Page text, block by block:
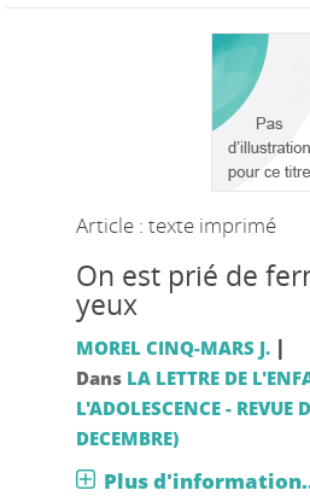
Article : texte imprimé
On est prié de
yeux
MOREL CINQ-MARS J. |
Dans LA LETTRE DE
L'ADOLESCENCE - REVUE
DECEMBRE)
Plus